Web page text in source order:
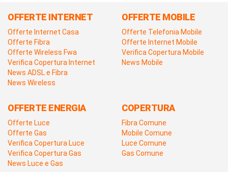
OFFERTE INTERNET
Offerte Internet Casa
Offerte Fibra
Offerte Wireless Fwa
Verifica Copertura Internet
News ADSL e Fibra
News Wireless
OFFERTE MOBILE
Offerte Telefonia Mobile
Offerte Internet Mobile
Verifica Copertura Mobile
News Mobile
OFFERTE ENERGIA
Offerte Luce
Offerte Gas
Verifica Copertura Luce
Verifica Copertura Gas
News Luce e Gas
COPERTURA
Fibra Comune
Mobile Comune
Luce Comune
Gas Comune